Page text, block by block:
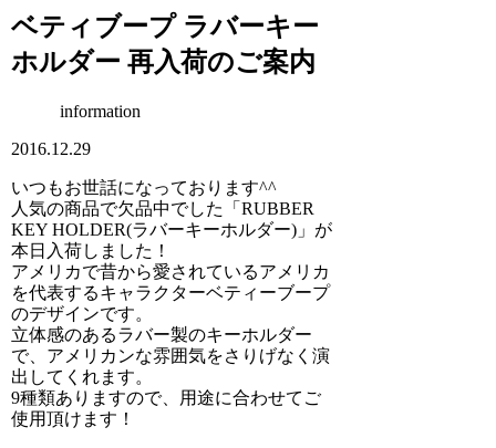
ベティブープ ラバーキー
ホルダー 再入荷のご案内
information
2016.12.29
いつもお世話になっております^^
人気の商品で欠品中でした「RUBBER
KEY HOLDER(ラバーキーホルダー)」が
本日入荷しました！
アメリカで昔から愛されているアメリカ
を代表するキャラクターベティーブープ
のデザインです。
立体感のあるラバー製のキーホルダー
で、アメリカンな雰囲気をさりげなく演
出してくれます。
9種類ありますので、用途に合わせてご
使用頂けます！